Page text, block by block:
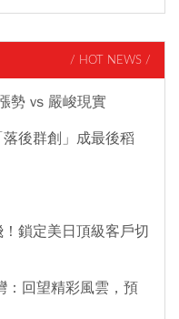
/ HOT NEWS /
勢 vs 嚴峻現實
後群創」成最後稻
鎖定美日頂級客戶切
：回望精彩風雲，預